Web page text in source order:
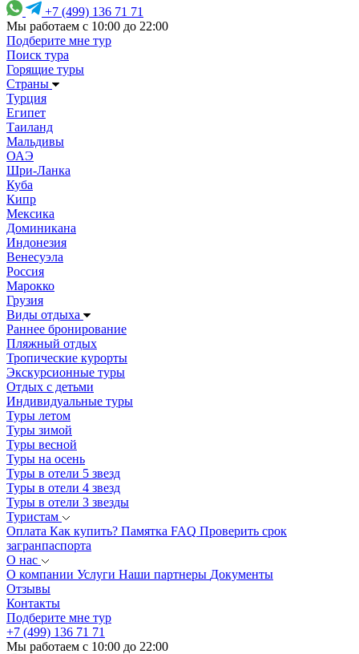
+7 (499) 136 71 71
Мы работаем с 10:00 до 22:00
Подберите мне тур
Поиск тура
Горящие туры
Страны
Турция
Египет
Таиланд
Мальдивы
ОАЭ
Шри-Ланка
Куба
Кипр
Мексика
Доминикана
Индонезия
Венесуэла
Россия
Марокко
Грузия
Виды отдыха
Раннее бронирование
Пляжный отдых
Тропические курорты
Экскурсионные туры
Отдых с детьми
Индивидуальные туры
Туры летом
Туры зимой
Туры весной
Туры на осень
Туры в отели 5 звезд
Туры в отели 4 звезд
Туры в отели 3 звезды
Туристам
Оплата Как купить? Памятка FAQ Проверить срок
загранпаспорта
О нас
О компании Услуги Наши партнеры Документы
Отзывы
Контакты
Подберите мне тур
+7 (499) 136 71 71
Мы работаем с 10:00 до 22:00